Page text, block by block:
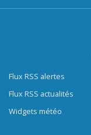
Flux RSS alertes
Flux RSS actualités
Widgets météo